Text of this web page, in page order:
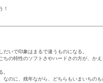
！
いで印象はまるで違うものになる。
の特性のソフトさやハードさの方が、か
のに、残年ながら、どちらもいまいちの